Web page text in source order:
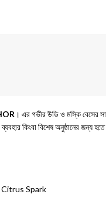
। এর গভীর উডি ও মস্কি বেসের
কিংবা বিশেষ অনুষ্ঠানের জন্য
Spark